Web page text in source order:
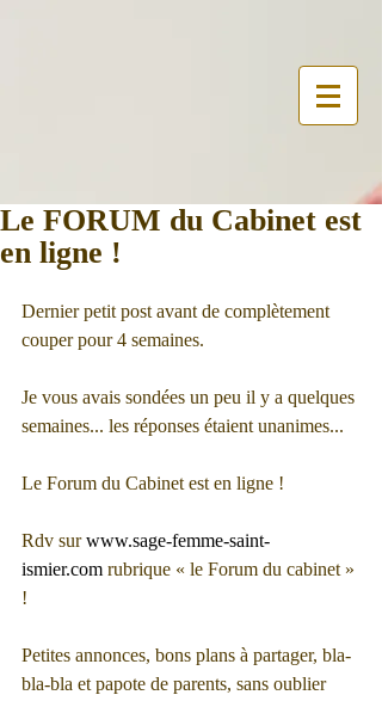
Le FORUM du Cabinet est
en ligne !
Dernier petit post avant de complètement
couper pour 4 semaines.
Je vous avais sondées un peu il y a quelques
semaines... les réponses étaient unanimes...
Le Forum du Cabinet est en ligne !
Rdv sur www.sage-femme-saint-
ismier.com rubrique « le Forum du cabinet »
!
Petites annonces, bons plans à partager, bla-
bla-bla et papote de parents, sans oublier